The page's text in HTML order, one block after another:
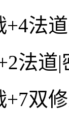
+4法
法道
+7双